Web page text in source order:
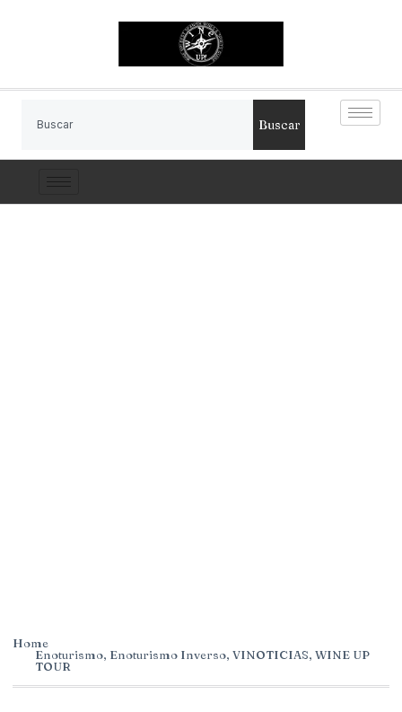
Buscar
Home
Enoturismo, Enoturismo Inverso, VINOTICIAS, WINE UP
TOUR